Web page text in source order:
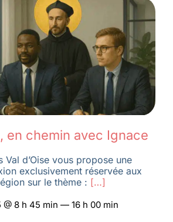
en chemin avec Ignace
Val d’Oise vous propose une
exclusivement réservée aux
sur le thème : […]
8 h 45 min — 16 h 00 min